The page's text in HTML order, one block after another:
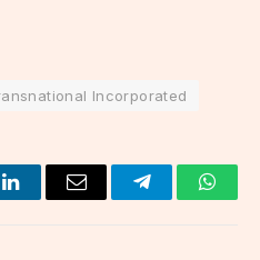
Incorporated
LinkedInEmail Telegram